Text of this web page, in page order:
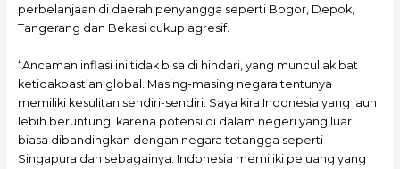
perbelanjaan di daerah penyangga seperti Bogor, Depok,
Tangerang dan Bekasi cukup agresif.
“Ancaman inflasi ini tidak bisa di hindari, yang muncul akibat
ketidakpastian global. Masing-masing negara tentunya
memiliki kesulitan sendiri-sendiri. Saya kira Indonesia yang jauh
lebih beruntung, karena potensi di dalam negeri yang luar
biasa dibandingkan dengan negara tetangga seperti
Singapura dan sebagainya. Indonesia memiliki peluang yang